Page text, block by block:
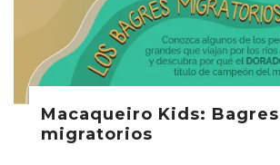
Macaqueiro Kids: Bagres
migratorios